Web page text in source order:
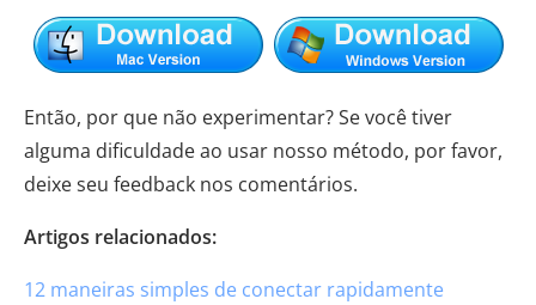
Então, por que não experimentar? Se você tiver
alguma dificuldade ao usar nosso método, por favor,
deixe seu feedback nos comentários.
Artigos relacionados:
12 maneiras simples de conectar rapidamente